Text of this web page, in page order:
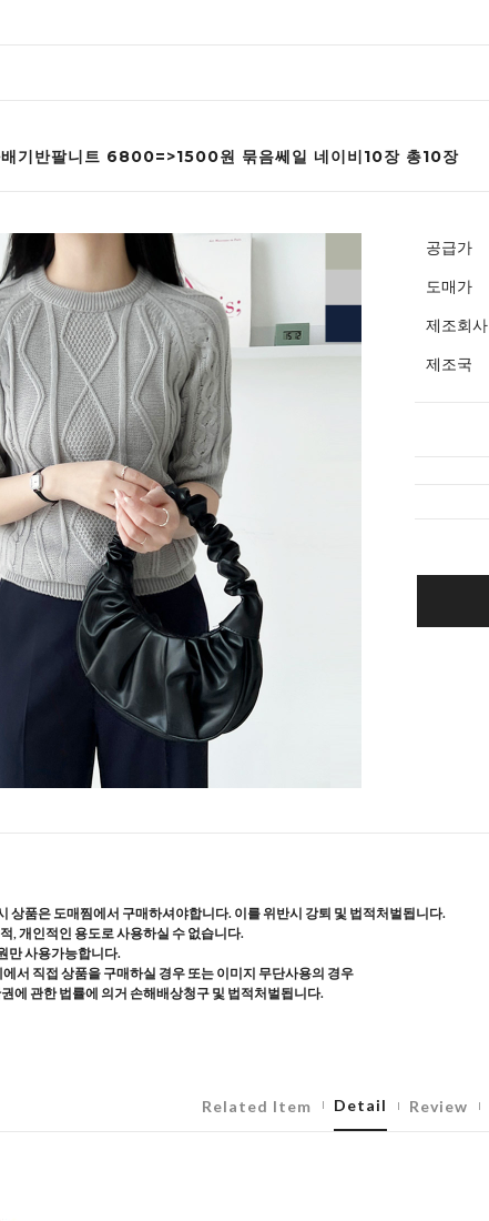
기반팔니트 6800=>1500원 묶음쎄일 네이비10장 총10장
공급가
도매가
제조회사
제조국
상품은 도매찜에서 구매하셔야합니다. 이를 위반시 강퇴 및 법적처벌됩니다.
, 개인적인 용도로 사용하실 수 없습니다.
만 사용가능합니다.
서 직접 상품을 구매하실 경우 또는 이미지 무단사용의 경우
에 관한 법률에 의거 손해배상청구 및 법적처벌됩니다.
Related Item Detail Review